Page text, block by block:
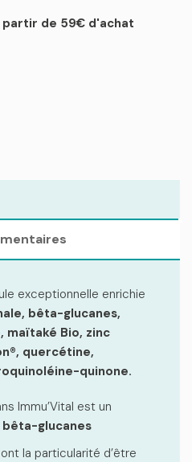
partir de 59€ d'achat
exceptionnelle enrichie
bêta-glucanes,
maïtaké Bio, zinc
quercétine,
quinone.
Immu’Vital est un
bêta-glucanes
ont la particularité d’être